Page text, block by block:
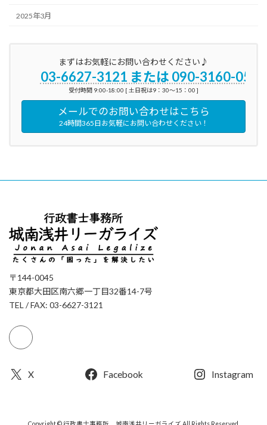
2025年3月
まずはお気軽にお問い合わせください♪
03-6627-3121 または 090-3160-0596
受付時間 9:00-18:00 [ 土日祝は9：30～15：00 ]
メールでのお問い合わせはこちら
24時間365日お気軽にお問い合わせください！
〒144-0045
東京都大田区南六郷一丁目32番14-7号
TEL / FAX: 03-6627-3121
X Facebook Instagram